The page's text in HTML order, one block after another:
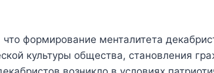
что формирование менталитета
культуры общества, становления